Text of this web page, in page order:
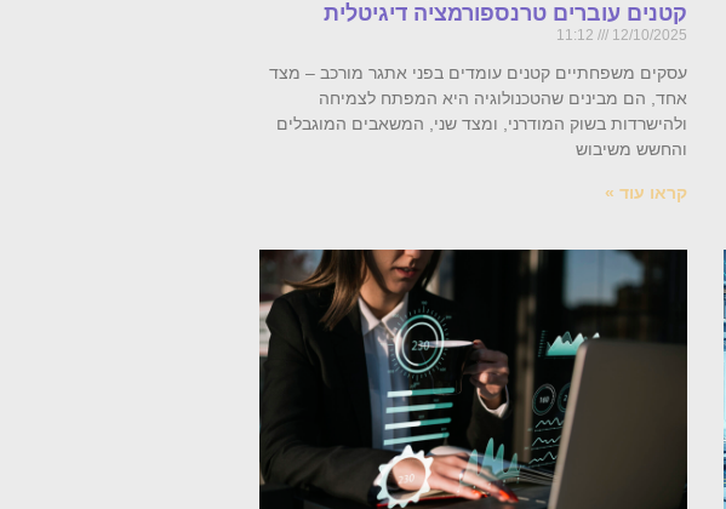
קטנים עוברים טרנספורמציה דיגיטלית
12/10/2025
11:12
עסקים משפחתיים קטנים עומדים בפני אתגר מורכב – מצד
אחד, הם מבינים שהטכנולוגיה היא המפתח לצמיחה
ולהישרדות בשוק המודרני, ומצד שני, המשאבים המוגבלים
והחשש משיבוש
קראו עוד »